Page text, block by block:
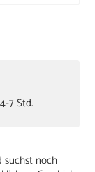
7 Std.
suchst noch